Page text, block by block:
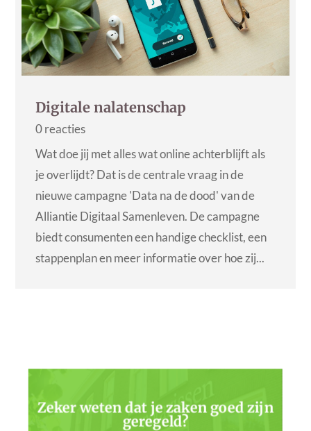
Digitale nalatenschap
0 reacties
Wat doe jij met alles wat online achterblijft als
je overlijdt? Dat is de centrale vraag in de
nieuwe campagne 'Data na de dood' van de
Alliantie Digitaal Samenleven. De campagne
biedt consumenten een handige checklist, een
stappenplan en meer informatie over hoe zij...
Zeker weten dat je zaken goed zijn
geregeld?